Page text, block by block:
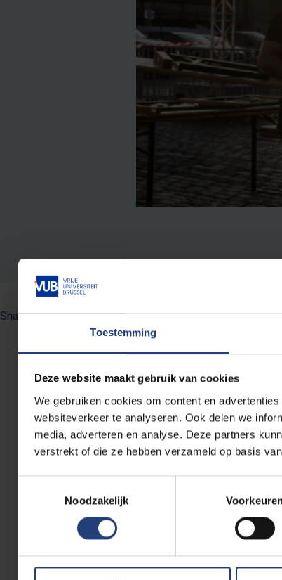
Toestemming
Deze website maakt gebruik van cookies
We gebruiken cookies om content en
websiteverkeer te analyseren. Ook delen we
media, adverteren en analyse. Deze partners
verstrekt of die ze hebben verzameld op basis
Noodzakelijk
Share:
Houd er rekening mee dat je naar een
gemakkelijke en liefst platte schoenen aan,
anderepraktische tipsen het